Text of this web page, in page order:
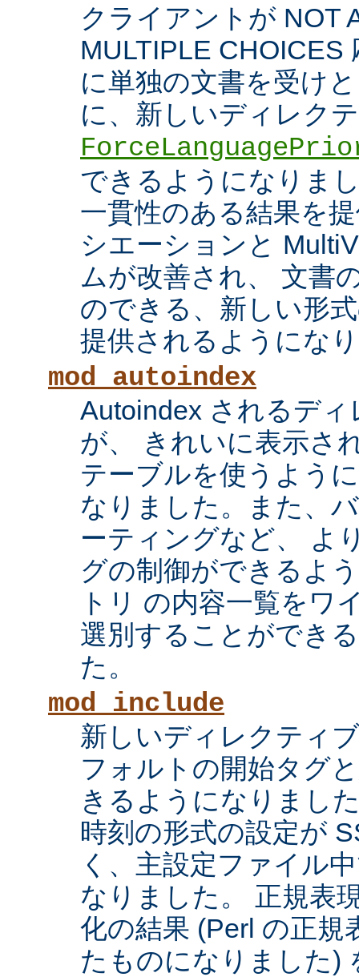
クライアントが NOT
MULTIPLE CHOICES
に単独の文書を受け
に、新しいディレク
できるようになりま
一貫性のある結果を
シエーションと
ムが改善され、 文書
のできる、新しい形
提供されるようにな
mod_autoindex
Autoindex されるデ
が、 きれいに表示さ
テーブルを使うよう
なりました。また、
ーティングなど、 よ
グの制御ができるよ
トリ の内容一覧をワ
選別することができ
た。
mod_include
新しいディレクティ
フォルトの開始タグ
きるようになりまし
時刻の形式の設定が
く、主設定ファイル
なりました。 正規表
化の結果 (Perl の正規
たものになりました)